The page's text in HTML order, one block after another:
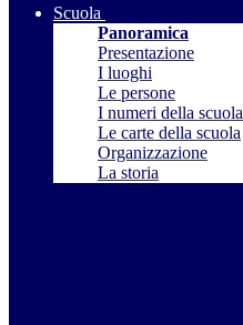
Scuola
Panoramica
Presentazione
I luoghi
Le persone
I numeri della scuola
Le carte della scuola
Organizzazione
La storia